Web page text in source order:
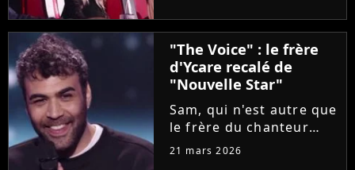
par une artiste d'origine
italienne, tout comme
elle. Agacée, la
chanteuse a réglé ses...
"The Voice" : le frère
d'Ycare recalé de
"Nouvelle Star"
Sam, qui n'est autre que
le frère du chanteur
Ycare, a rejoint
21 mars 2026